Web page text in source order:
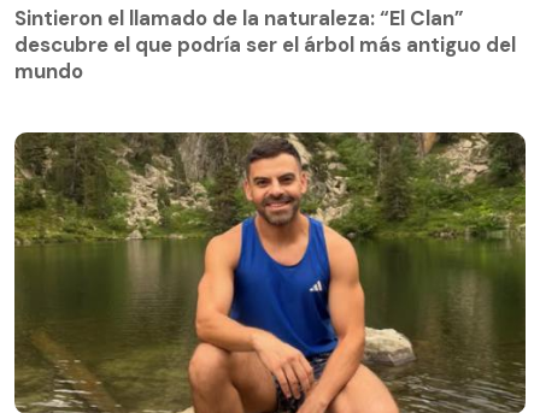
descubre el que podría ser el árbol más antiguo del
mundo
Sintieron el llamado de la naturaleza: “El Clan”
descubre el que podría ser el árbol más antiguo del
mundo